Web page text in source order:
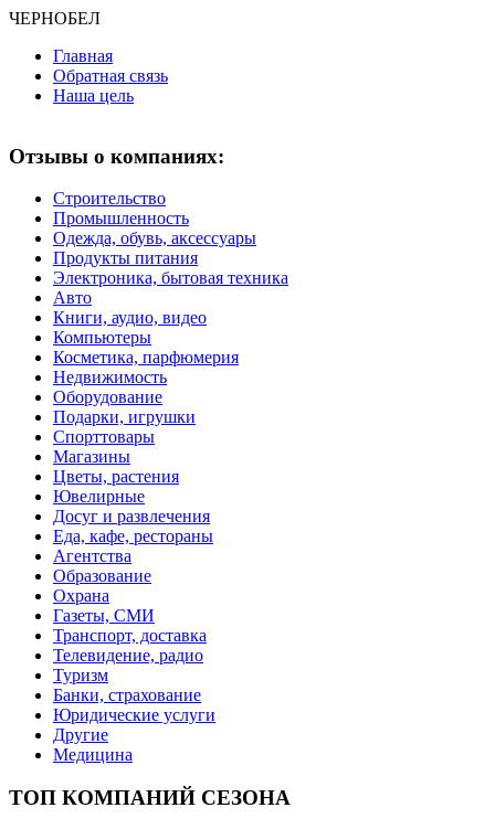
ЧЕРНОБЕЛ
Главная
Обратная связь
Наша цель
Отзывы о компаниях:
Строительство
Промышленность
Одежда, обувь, аксессуары
Продукты питания
Электроника, бытовая техника
Авто
Книги, аудио, видео
Компьютеры
Косметика, парфюмерия
Недвижимость
Оборудование
Подарки, игрушки
Спорттовары
Магазины
Цветы, растения
Ювелирные
Досуг и развлечения
Еда, кафе, рестораны
Агентства
Образование
Охрана
Газеты, СМИ
Транспорт, доставка
Телевидение, радио
Туризм
Банки, страхование
Юридические услуги
Другие
Медицина
ТОП КОМПАНИЙ СЕЗОНА